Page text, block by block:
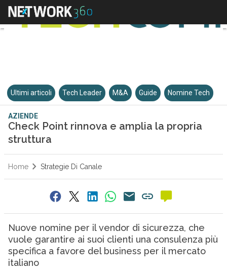
Ultimi articoli Tech Leader M&A Guide Nomine Tech
AZIENDE
Check Point rinnova e amplia la propria
struttura
Home Strategie Di Canale
Nuove nomine per il vendor di sicurezza, che
vuole garantire ai suoi clienti una consulenza più
specifica a favore del business per il mercato
italiano